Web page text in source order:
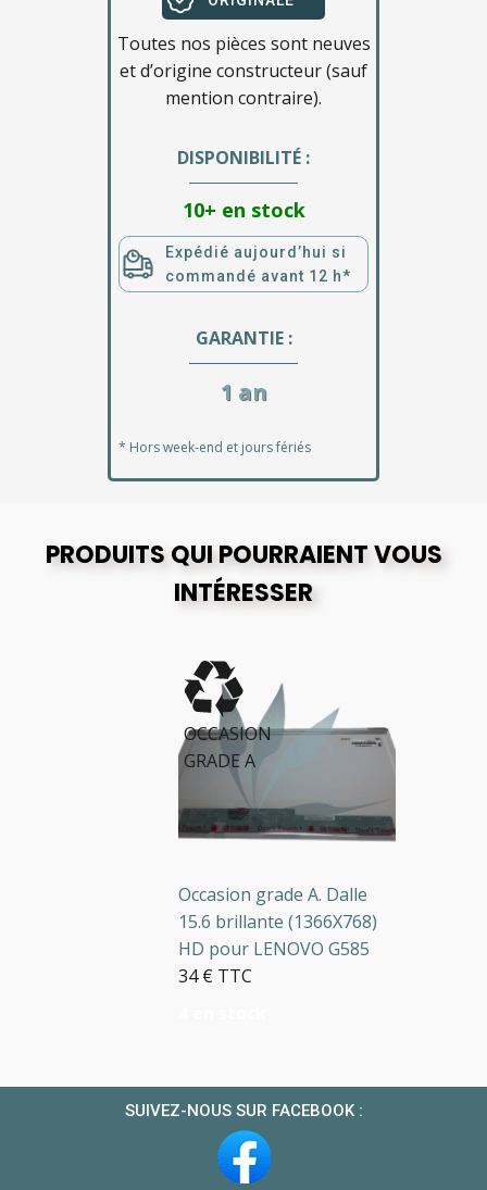
Toutes nos pièces sont neuves
et d’origine constructeur (sauf
mention contraire).
DISPONIBILITÉ :
10+ en stock
Expédié aujourd’hui si
commandé avant 12 h*
GARANTIE :
1 an
* Hors week-end et jours fériés
PRODUITS QUI POURRAIENT VOUS
INTÉRESSER
OCCASION
GRADE A
Occasion grade A. Dalle
15.6 brillante (1366X768)
HD pour LENOVO G585
34 € TTC
SUIVEZ-NOUS SUR FACEBOOK :